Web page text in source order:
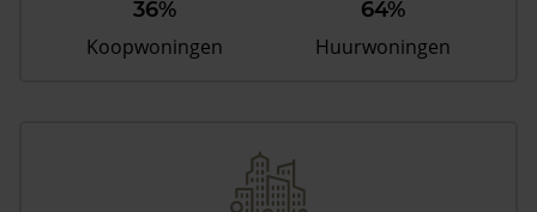
36%
Koopwoningen
64%
Huurwoningen